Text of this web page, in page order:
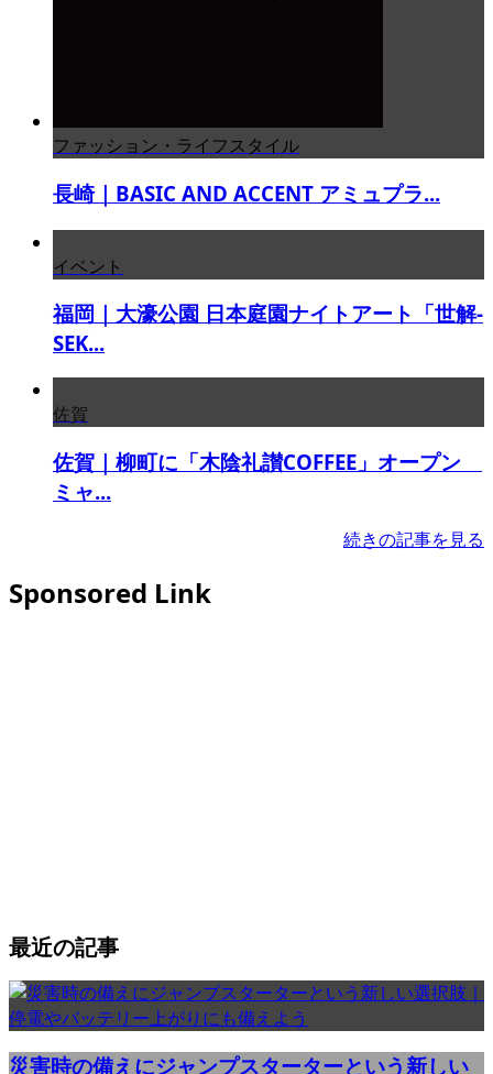
ファッション・ライフスタイル
長崎｜BASIC AND ACCENT アミュプラ...
イベント
福岡｜大濠公園 日本庭園ナイトアート「世解-
SEK...
佐賀
佐賀｜柳町に「木陰礼讃COFFEE」オープン
ミャ...
続きの記事を見る
Sponsored Link
最近の記事
災害時の備えにジャンプスターターという新しい